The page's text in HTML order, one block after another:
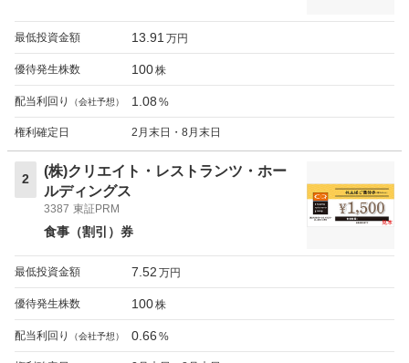
最低投資金額 13.91 万円
優待発生株数 100株
配当利回り （会社予想） 1.08 %
権利確定日 2月末日・8月末日
2
(株)クリエイト・レストランツ・ホー
ルディングス
3387 東証PRM
食事（割引）券
最低投資金額 7.52 万円
優待発生株数 100株
配当利回り （会社予想） 0.66 %